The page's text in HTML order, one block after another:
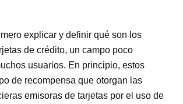
explicar y definir qué son los
de crédito, un campo poco
usuarios. En principio, estos
de recompensa que otorgan las
emisoras de tarjetas por el uso de